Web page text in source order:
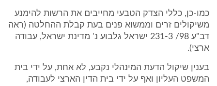
כמו-כן, כללי הצדק הטבעי מחייבים את הרשות להימנע
משיקולים זרים וממשוא פנים בעת קבלת ההחלטה (ראה
דב"ע 98/ 231-3 ישראל גלבוע נ' מדינת ישראל, עבודה
ארצי).
בענין שיקול הדעת המינהלי נקבע, לא אחת, על ידי בית
המשפט העליון ואף על ידי בית הדין הארצי לעבודה,